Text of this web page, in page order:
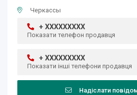
Черкассы
+ XXXXXXXXX
Показати телефон продавця
+ XXXXXXXXX
Показати інші телефони продавця
Надіслати